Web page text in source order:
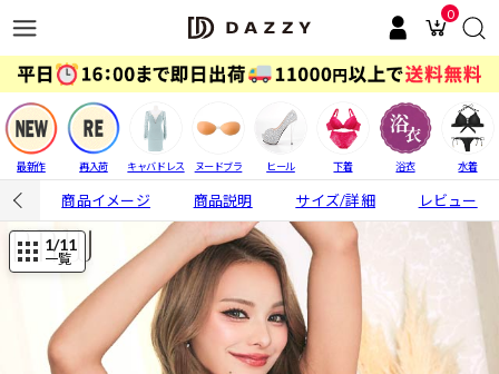
0
最新作 再入荷 キャバドレス ヌードブラ ヒール 下着 浴衣 水着
商品イメージ 商品説明 サイズ/詳細 レビュー
1/11
一覧